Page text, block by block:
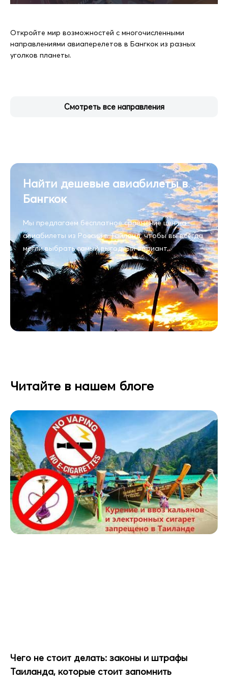
Откройте мир возможностей с многочисленными
направлениями авиаперелетов в Бангкок из разных
уголков планеты.
Смотреть все направления
Найти дешевые авиабилеты в
Бангкок
Мы предлагаем бесплатное сравнение цен на
авиабилеты из России в Тайланд, чтобы вы всегда
могли выбрать самый выгодный вариант.
Читайте в нашем блоге
Чего не стоит делать: законы и штрафы
Таиланда, которые стоит запомнить